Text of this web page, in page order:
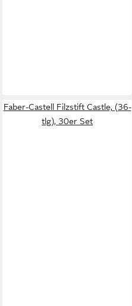
Faber-Castell Filzstift Castle, (36-
tlg), 30er Set